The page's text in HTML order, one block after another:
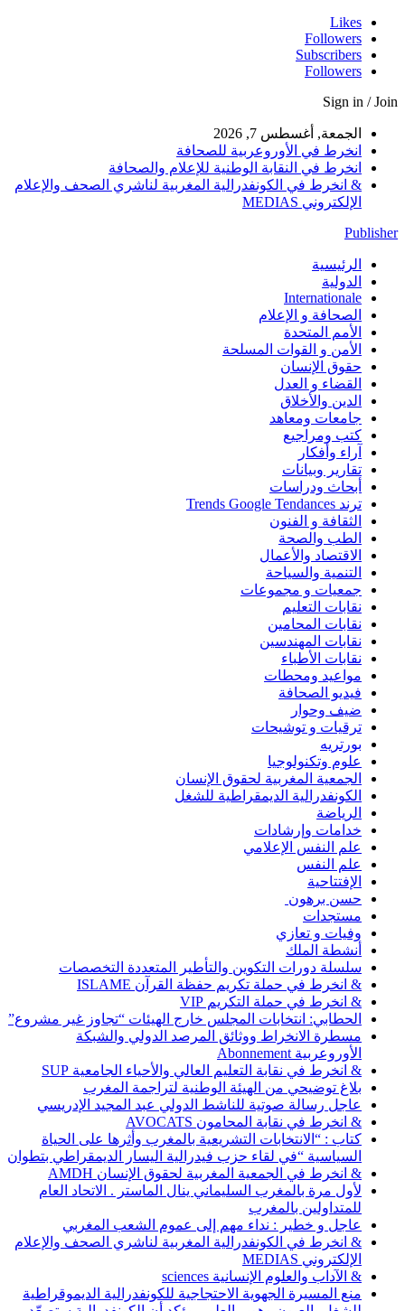
Likes
Followers
Subscribers
Followers
Sign in / Join
الجمعة, أغسطس 7, 2026
انخرط في الأوروعربية للصحافة
انخرط في النقابة الوطنية للإعلام والصحافة
& انخرط في الكونفدرالية المغربية لناشري الصحف والإعلام
الإلكتروني MEDIAS
Publisher
الرئيسية
الدولية
Internationale
الصحافة و الإعلام
الأمم المتحدة
الأمن و القوات المسلحة
حقوق الإنسان
القضاء و العدل
الدين والأخلاق
جامعات ومعاهد
كتب ومراجيع
آراء وأفكار
تقارير وبيانات
أبحاث ودراسات
ترند Trends Google Tendances
الثقافة و الفنون
الطب والصحة
الاقتصاد والأعمال
التنمية والسياحة
جمعيات و مجموعات
نقابات التعليم
نقابات المحامين
نقابات المهندسين
نقابات الأطباء
مواعيد ومحطات
فيديو الصحافة
ضيف وحوار
ترقيات و توشيحات
بورتريه
علوم وتكنولوجيا
الجمعية المغربية لحقوق الإنسان
الكونفدرالية الديمقراطية للشغل
الرياضة
خدامات وإرشادات
علم النفس الإعلامي
علم النفس
الإفتتاحية
حسن برهون
مستجدات
وفيات و تعازي
أنشطة الملك
سلسلة دورات التكوين والتأطير المتعددة التخصصات
& انخرط في حملة تكريم حفظة القرآن ISLAME
& انخرط في حملة التكريم VIP
الحطابي: انتخابات المجلس خارج الهيئات “تجاوز غير مشروع”
مسطرة الانخراط ووثائق المرصد الدولي والشبكة
الأوروعربية Abonnement
& انخرط في نقابة التعليم العالي والأحياء الجامعية SUP
بلاغ توضيحي من الهيئة الوطنية لتراجمة المغرب
عاجل رسالة صوتية للناشط الدولي عبد المجيد الإدريسي
& انخرط في نقابة المحامون AVOCATS
كتاب : “الانتخابات التشريعية بالمغرب وأثرها على الحياة
السياسية “في لقاء حزب فيدرالية اليسار الديمقراطي بتطوان
& انخرط في الجمعية المغربية لحقوق الإنسان AMDH
لأول مرة بالمغرب السليماني ينال الماستر . الاتحاد العام
للمتداولين بالمغرب
عاجل و خطير : نداء مهم إلى عموم الشعب المغربي
& انخرط في الكونفدرالية المغربية لناشري الصحف والإعلام
الإلكتروني MEDIAS
& الآداب والعلوم الإنسانية sciences
منع المسيرة الجهوية الاحتجاجية للكونفدرالية الديموقراطية